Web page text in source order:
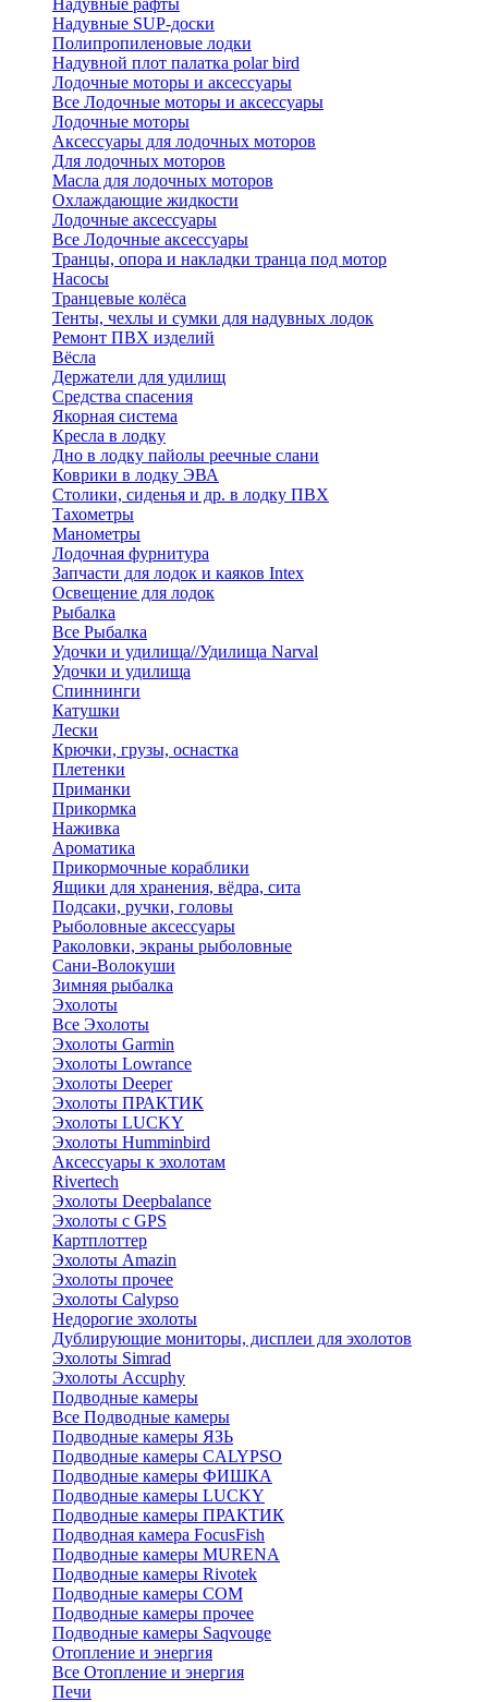
Надувные рафты
Надувные SUP-доски
Полипропиленовые лодки
Надувной плот палатка polar bird
Лодочные моторы и аксессуары
Все Лодочные моторы и аксессуары
Лодочные моторы
Аксессуары для лодочных моторов
Для лодочных моторов
Масла для лодочных моторов
Охлаждающие жидкости
Лодочные аксессуары
Все Лодочные аксессуары
Транцы, опора и накладки транца под мотор
Насосы
Транцевые колёса
Тенты, чехлы и сумки для надувных лодок
Ремонт ПВХ изделий
Вёсла
Держатели для удилищ
Средства спасения
Якорная система
Кресла в лодку
Дно в лодку пайолы реечные слани
Коврики в лодку ЭВА
Столики, сиденья и др. в лодку ПВХ
Тахометры
Манометры
Лодочная фурнитура
Запчасти для лодок и каяков Intex
Освещение для лодок
Рыбалка
Все Рыбалка
Удочки и удилища//Удилища Narval
Удочки и удилища
Спиннинги
Катушки
Лески
Крючки, грузы, оснастка
Плетенки
Приманки
Прикормка
Наживка
Ароматика
Прикормочные кораблики
Ящики для хранения, вёдра, сита
Подсаки, ручки, головы
Рыболовные аксессуары
Раколовки, экраны рыболовные
Сани-Волокуши
Зимняя рыбалка
Эхолоты
Все Эхолоты
Эхолоты Garmin
Эхолоты Lowrance
Эхолоты Deeper
Эхолоты ПРАКТИК
Эхолоты LUCKY
Эхолоты Humminbird
Аксессуары к эхолотам
Rivertech
Эхолоты Deepbalance
Эхолоты с GPS
Картплоттер
Эхолоты Amazin
Эхолоты прочее
Эхолоты Calypso
Недорогие эхолоты
Дублирующие мониторы, дисплеи для эхолотов
Эхолоты Simrad
Эхолоты Accuphy
Подводные камеры
Все Подводные камеры
Подводные камеры ЯЗЬ
Подводные камеры CALYPSO
Подводные камеры ФИШКА
Подводные камеры LUCKY
Подводные камеры ПРАКТИК
Подводная камера FocusFish
Подводные камеры MURENA
Подводные камеры Rivotek
Подводные камеры СОМ
Подводные камеры прочее
Подводные камеры Saqvouge
Отопление и энергия
Все Отопление и энергия
Печи